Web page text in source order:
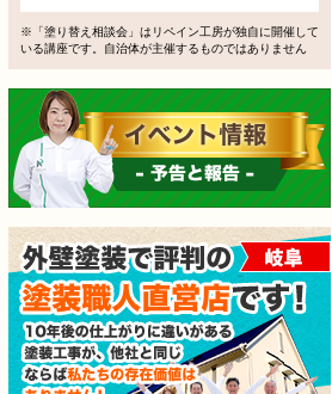
※「塗り替え相談会」はリペイン工房が独自に開催して
いる講座です。自治体が主催するものではありません